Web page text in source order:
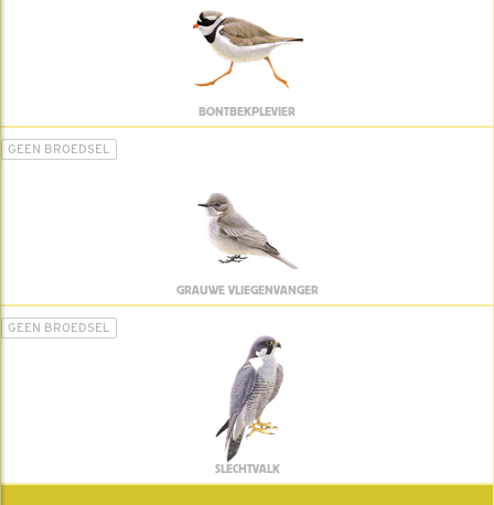
BONTBEKPLEVIER
GEEN BROEDSEL
GRAUWE VLIEGENVANGER
GEEN BROEDSEL
SLECHTVALK